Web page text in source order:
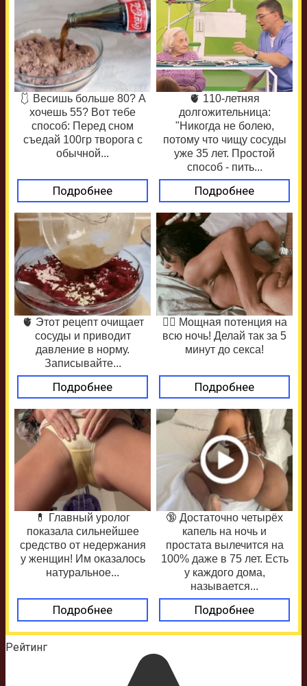
🩱 Весишь больше 80? А
хочешь 55? Вот тебе
способ: Перед сном
съедай 100гр творога с
обычной...
Подробнее
🫀 110-летняя
долгожительница:
"Никогда не болею,
потому что чищу сосуды
уже 35 лет. Простой
способ - пить...
Подробнее
🫀 Этот рецепт очищает
сосуды и приводит
давление в норму.
Записывайте...
Подробнее
❤️‍🔥 Мощная потенция на
всю ночь! Делай так за 5
минут до секса!
Подробнее
💊 Главный уролог
показала сильнейшее
средство от недержания
у женщин! Им оказалось
натуральное...
Подробнее
🔞 Достаточно четырёх
капель на ночь и
простата вылечится на
100% даже в 75 лет. Есть
у каждого дома,
называется...
Подробнее
Рейтинг